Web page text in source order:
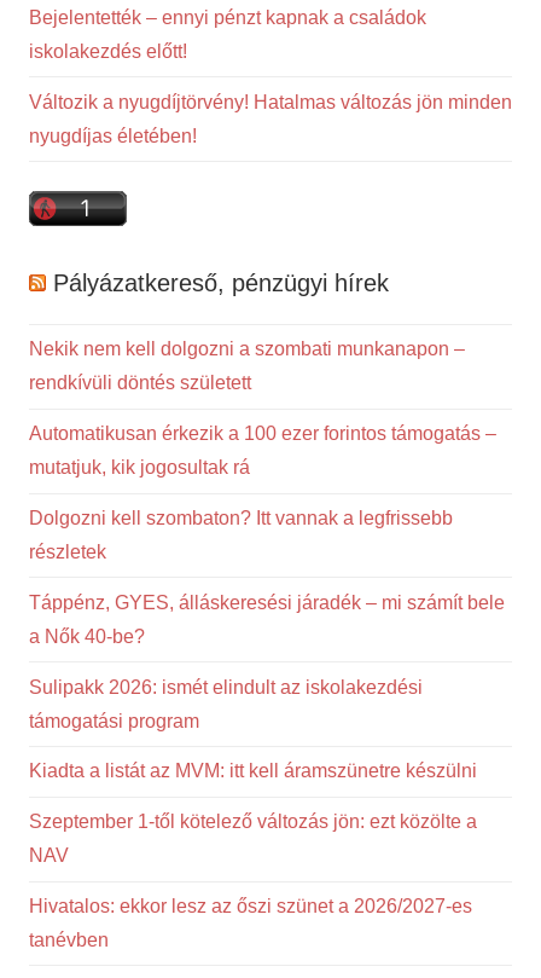
Bejelentették – ennyi pénzt kapnak a családok
iskolakezdés előtt!
Változik a nyugdíjtörvény! Hatalmas változás jön minden
nyugdíjas életében!
Pályázatkereső, pénzügyi hírek
Nekik nem kell dolgozni a szombati munkanapon –
rendkívüli döntés született
Automatikusan érkezik a 100 ezer forintos támogatás –
mutatjuk, kik jogosultak rá
Dolgozni kell szombaton? Itt vannak a legfrissebb
részletek
Táppénz, GYES, álláskeresési járadék – mi számít bele
a Nők 40-be?
Sulipakk 2026: ismét elindult az iskolakezdési
támogatási program
Kiadta a listát az MVM: itt kell áramszünetre készülni
Szeptember 1-től kötelező változás jön: ezt közölte a
NAV
Hivatalos: ekkor lesz az őszi szünet a 2026/2027-es
tanévben